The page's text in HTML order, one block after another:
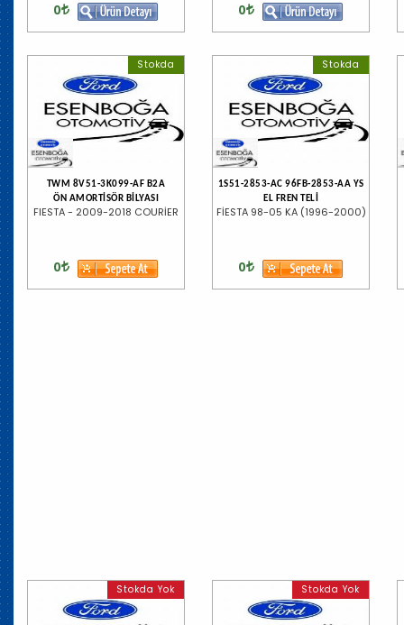
0 0
Stokda
TWM 8V51-3K099-AF B2A
ÖN AMORTİSÖR BİLYASI
FIESTA - 2009-2018 COURİER
0
Stokda
1S51-2853-AC 96FB-2853-AA YS
EL FREN TELİ
FİESTA 98-05 KA (1996-2000)
0
Stokda Yok Stokda Yok